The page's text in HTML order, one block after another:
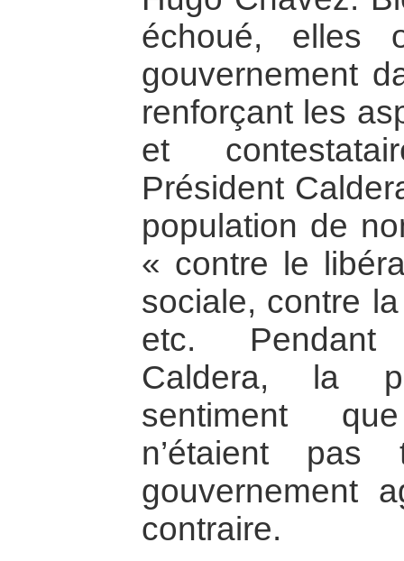
échoué, elles
gouvernement
renforçant les
et
Président
population de
« contre le
sociale, contre
etc. Pendant
Caldera, la
sentiment
n’étaient
gouvernement
contraire.